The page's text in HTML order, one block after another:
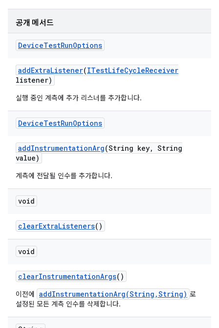
공개 메서드
DeviceTestRunOptions
addExtraListener(ITestLifeCycleReceiver
listener)
실행 중인 계측에 추가 리스너를 추가합니다.
DeviceTestRunOptions
addInstrumentationArg(String key, String
value)
계측에 전달될 인수를 추가합니다.
void
clearExtraListeners()
void
clearInstrumentationArgs()
이전에 addInstrumentationArg(String,String) 로
설정된 모든 계측 인수를 삭제합니다.